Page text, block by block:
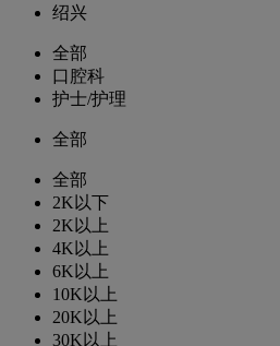
绍兴
全部
口腔科
护士/护理
全部
全部
2K以下
2K以上
4K以上
6K以上
10K以上
20K以上
30K以上